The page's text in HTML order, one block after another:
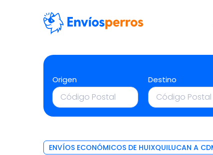
Origen Destino
ENVÍOS ECONÓMICOS DE HUIXQUILUCAN A